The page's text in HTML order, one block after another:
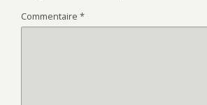
Commentaire *